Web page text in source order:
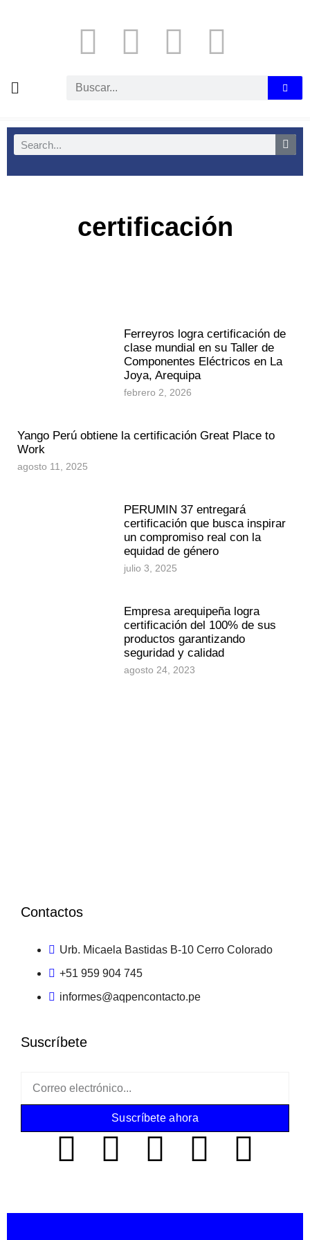
certificación
Ferreyros logra certificación de
clase mundial en su Taller de
Componentes Eléctricos en La
Joya, Arequipa
febrero 2, 2026
Yango Perú obtiene la certificación Great Place to
Work
agosto 11, 2025
PERUMIN 37 entregará
certificación que busca inspirar
un compromiso real con la
equidad de género
julio 3, 2025
Empresa arequipeña logra
certificación del 100% de sus
productos garantizando
seguridad y calidad
agosto 24, 2023
Contactos
Urb. Micaela Bastidas B-10 Cerro Colorado
+51 959 904 745
informes@aqpencontacto.pe
Suscríbete
Suscríbete ahora